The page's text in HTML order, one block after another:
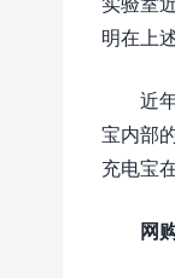
明在上
近
宝内部
充电宝
网